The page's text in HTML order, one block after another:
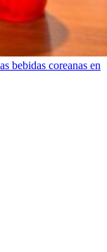
bebidas coreanas en